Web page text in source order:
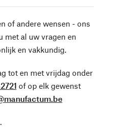
of andere wensen - ons
met al uw vragen en
en vakkundig.
tot en met vrijdag onder
of op elk gewenst
.